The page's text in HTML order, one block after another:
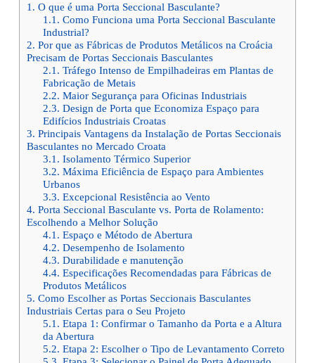
1. O que é uma Porta Seccional Basculante?
1.1. Como Funciona uma Porta Seccional Basculante
Industrial?
2. Por que as Fábricas de Produtos Metálicos na Croácia
Precisam de Portas Seccionais Basculantes
2.1. Tráfego Intenso de Empilhadeiras em Plantas de
Fabricação de Metais
2.2. Maior Segurança para Oficinas Industriais
2.3. Design de Porta que Economiza Espaço para
Edifícios Industriais Croatas
3. Principais Vantagens da Instalação de Portas Seccionais
Basculantes no Mercado Croata
3.1. Isolamento Térmico Superior
3.2. Máxima Eficiência de Espaço para Ambientes
Urbanos
3.3. Excepcional Resistência ao Vento
4. Porta Seccional Basculante vs. Porta de Rolamento:
Escolhendo a Melhor Solução
4.1. Espaço e Método de Abertura
4.2. Desempenho de Isolamento
4.3. Durabilidade e manutenção
4.4. Especificações Recomendadas para Fábricas de
Produtos Metálicos
5. Como Escolher as Portas Seccionais Basculantes
Industriais Certas para o Seu Projeto
5.1. Etapa 1: Confirmar o Tamanho da Porta e a Altura
da Abertura
5.2. Etapa 2: Escolher o Tipo de Levantamento Correto